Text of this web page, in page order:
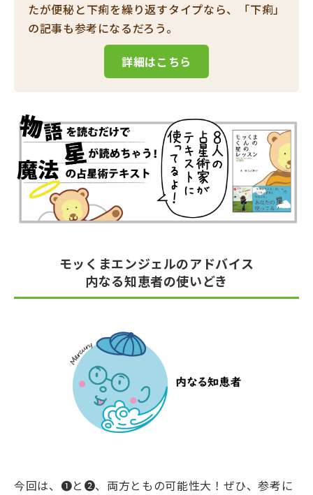
たが便秘と下痢を繰り返すタイプなら、「下痢」
の記事も参考になるだろう。
詳細はこちら
モッくまエンジェルのアドバイス
内なる知恵者の使いどき
今回は、❶と❷、両方ともの可能性大！ぜひ、参考に